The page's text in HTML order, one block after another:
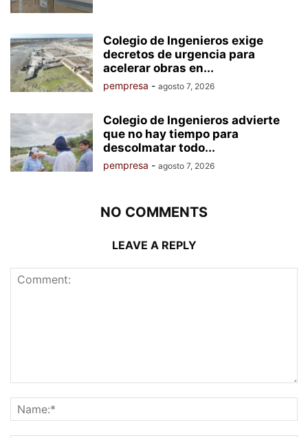
Colegio de Ingenieros exige
decretos de urgencia para
acelerar obras en...
pempresa - agosto 7, 2026
Colegio de Ingenieros advierte
que no hay tiempo para
descolmatar todo...
pempresa - agosto 7, 2026
NO COMMENTS
LEAVE A REPLY